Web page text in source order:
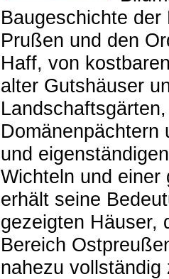
Baugeschichte
Prußen und den
Haff, von
alter Gutshäuser
Domänenpächtern
und
Wichteln und einer
erhält seine
gezeigten Häuser,
Bereich
nahezu